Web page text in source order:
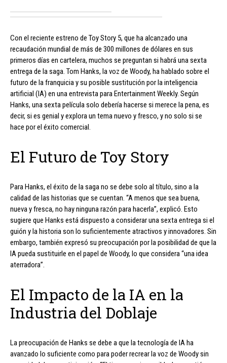
Con el reciente estreno de Toy Story 5, que ha alcanzado una
recaudación mundial de más de 300 millones de dólares en sus
primeros días en cartelera, muchos se preguntan si habrá una sexta
entrega de la saga. Tom Hanks, la voz de Woody, ha hablado sobre el
futuro de la franquicia y su posible sustitución por la inteligencia
artificial (IA) en una entrevista para Entertainment Weekly. Según
Hanks, una sexta película solo debería hacerse si merece la pena, es
decir, si es genial y explora un tema nuevo y fresco, y no solo si se
hace por el éxito comercial.
El Futuro de Toy Story
Para Hanks, el éxito de la saga no se debe solo al título, sino a la
calidad de las historias que se cuentan. “A menos que sea buena,
nueva y fresca, no hay ninguna razón para hacerla”, explicó. Esto
sugiere que Hanks está dispuesto a considerar una sexta entrega si el
guión y la historia son lo suficientemente atractivos y innovadores. Sin
embargo, también expresó su preocupación por la posibilidad de que la
IA pueda sustituirle en el papel de Woody, lo que considera “una idea
aterradora”.
El Impacto de la IA en la
Industria del Doblaje
La preocupación de Hanks se debe a que la tecnología de IA ha
avanzado lo suficiente como para poder recrear la voz de Woody sin